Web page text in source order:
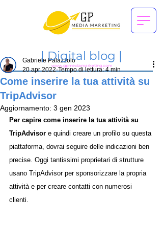
Come inserire la tua attività su
TripAdvisor
Gabriele Palazzolo
20 apr 2022 Tempo di lettura: 4 min
Aggiornamento: 3 gen 2023
Per capire come inserire la tua attività su
TripAdvisor e quindi creare un profilo su questa
piattaforma, dovrai seguire delle indicazioni ben
precise. Oggi tantissimi proprietari di strutture
usano TripAdvisor per sponsorizzare la propria
attività e per creare contatti con numerosi
clienti.
|Digital blog |
www.gpmediamarketing.com